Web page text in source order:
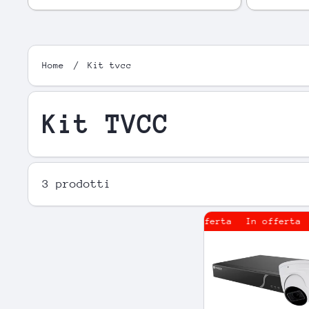
Home Kit tvcc
Kit TVCC
3 prodotti
In offerta In offerta